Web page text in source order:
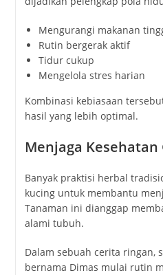
Mengurangi makanan
Rutin bergerak aktif
Tidur cukup
Mengelola stres harian
Kombinasi kebiasaan
hasil yang lebih optimal.
Menjaga Kesehatan
Banyak praktisi herbal
kucing untuk membantu
Tanaman ini dianggap
alami tubuh.
Dalam sebuah cerita ringan,
bernama Dimas mulai rutin